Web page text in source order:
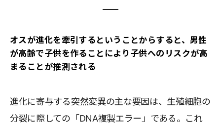
オスが進化を牽引するということからすると、男性
が高齢で子供を作ることにより子供へのリスクが高
まることが推測される
進化に寄与する突然変異の主な要因は、生殖細胞の
分裂に際しての「DNA複製エラー」である。これ